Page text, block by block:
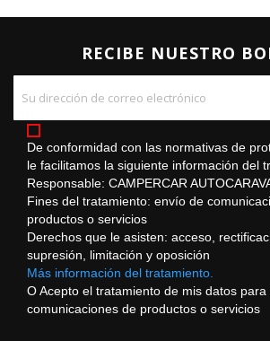
RECIBE NUESTRO
De conformidad con las normativas de
le facilitamos la siguiente información del
Responsable: CAMPERCAR
Fines del tratamiento: envío de
productos o servicios
Derechos que le asisten: acceso,
supresión, limitación y oposición
Más información del tratamiento.
O Acepto el tratamiento de mis datos
comunicaciones de productos o servicios